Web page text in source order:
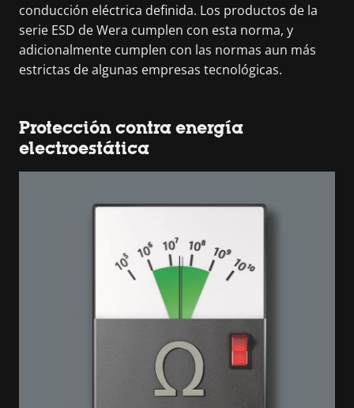
conducción eléctrica definida. Los productos de la
serie ESD de Wera cumplen con esta norma, y
adicionalmente cumplen con las normas aun más
estrictas de algunas empresas tecnológicas.
Protección contra energía
electroestática